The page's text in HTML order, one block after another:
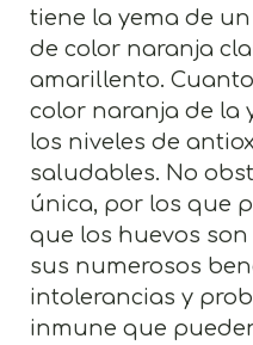
tiene la yema de
de color naranja
amarillento.
color naranja de la
los niveles de
saludables. No
única, por los que
que los huevos
sus numerosos
intolerancias y
inmune que